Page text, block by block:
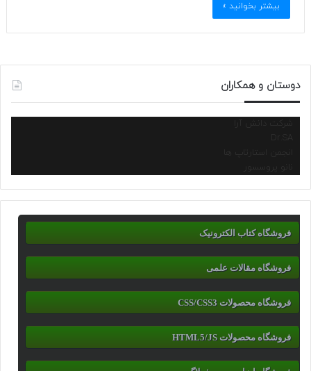
بیشتر بخوانید »
دوستان و همکاران
شرکت دانش آرا
انجمن استارتاپ ها
نانو پروسسور
فروشگاه کتاب الکترونیک
فروشگاه مقالات علمی
فروشگاه محصولات CSS/CSS3
فروشگاه محصولات HTML5/JS